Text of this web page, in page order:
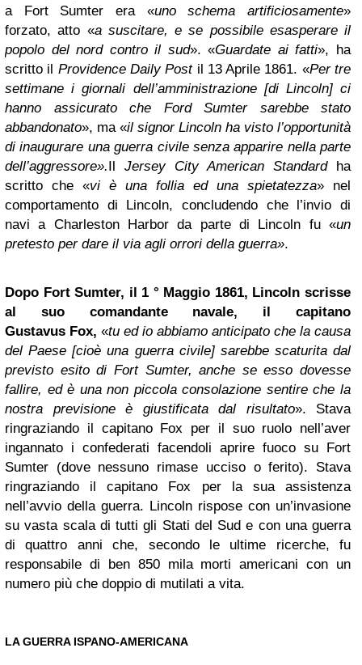
a Fort Sumter era «uno schema artificiosamente»
forzato, atto «a suscitare, e se possibile esasperare il
popolo del nord contro il sud». «Guardate ai fatti», ha
scritto il Providence Daily Postil 13 Aprile 1861. «Per tre
settimane i giornali dell’amministrazione [di Lincoln] ci
hanno assicurato che Ford Sumter sarebbe stato
abbandonato», ma «il signor Lincoln ha visto l’opportunità
di inaugurare una guerra civile senza apparire nella parte
dell’aggressore».Il Jersey City American Standardha
scritto che «vi è una follia ed una spietatezza» nel
comportamento di Lincoln, concludendo che l’invio di
navi a Charleston Harbor da parte di Lincoln fu «un
pretesto per dare il via agli orrori della guerra».
Dopo Fort Sumter, il 1 ° Maggio 1861, Lincoln scrisse
al suo comandante navale, il capitano
Gustavus Fox, «tu ed io abbiamo anticipato che la causa
del Paese [cioè una guerra civile] sarebbe scaturita dal
previsto esito di Fort Sumter, anche se esso dovesse
fallire, ed è una non piccola consolazione sentire che la
nostra previsione è giustificata dal risultato». Stava
ringraziando il capitano Fox per il suo ruolo nell’aver
ingannato i confederati facendoli aprire fuoco su Fort
Sumter (dove nessuno rimase ucciso o ferito). Stava
ringraziando il capitano Fox per la sua assistenza
nell’avvio della guerra. Lincoln rispose con un’invasione
su vasta scala di tutti gli Stati del Sud e con una guerra
di quattro anni che, secondo le ultime ricerche, fu
responsabile di ben 850 mila morti americani con un
numero più che doppio di mutilati a vita.
LA GUERRA ISPANO-AMERICANA